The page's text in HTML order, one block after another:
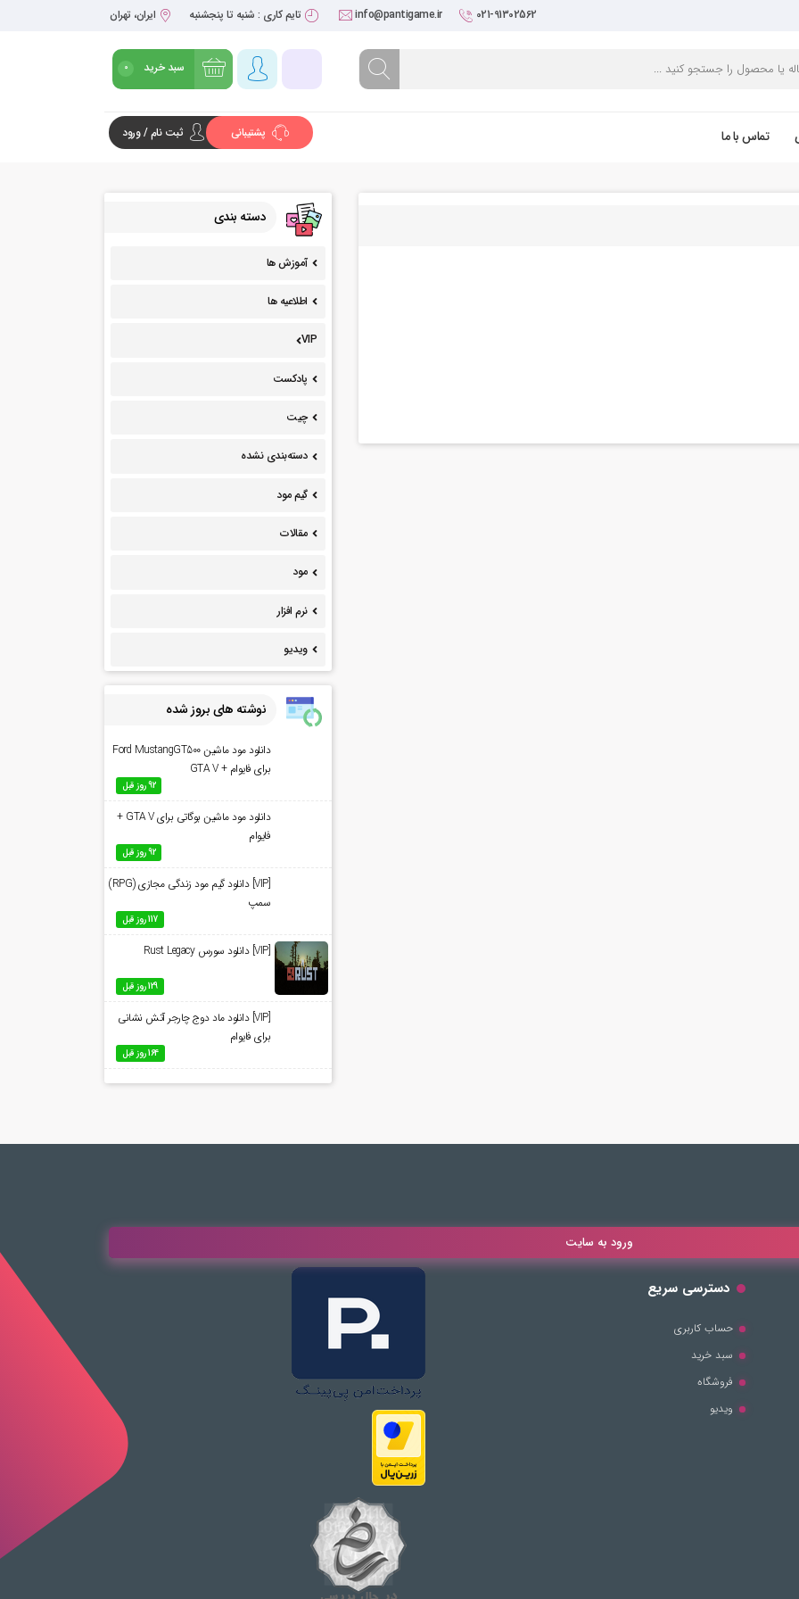
021-91302562
info@pantigame.ir تایم کاری : شنبه تا پنجشنبه ایران، تهران
سبد خرید 0
تماس با ما پشتیبانی ثبت نام / ورود
دسته بندی
آموزش ها
اطلاعیه ها
VIP
پادکست
چیت
دسته‌بندی نشده
گیم مود
مقالات
مود
نرم افزار
ویدیو
نوشته های بروز شده
دانلود مود ماشین Ford MustangGT500
برای فایوام + GTA V
92 روز قبل
دانلود مود ماشین بوگاتی برای GTA V +
فایوام
92 روز قبل
[VIP] دانلود گیم مود زندگی مجازی (RPG)
سمپ
117 روز قبل
[VIP] دانلود سورس Rust Legacy
129 روز قبل
[VIP] دانلود ماد دوج چارجر آتش نشانی
برای فایوام
164 روز قبل
ورود به سایت
دسترسی سریع
حساب کاربری
سبد خرید
فروشگاه
ویدیو